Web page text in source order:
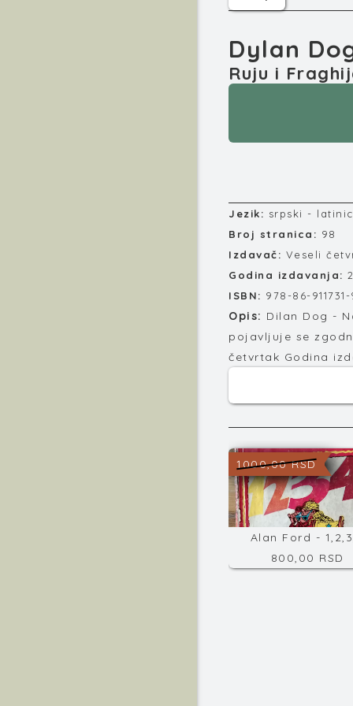
Dylan
Ruju i
Jezik: srpski -
Broj stranica: 98
Izdavač: Veseli
Godina izdavanja:
ISBN: 978-86-
Opis: Dilan Dog -
pojavljuje se
četvrtak Godina
1000,00 RSD
Alan Ford -
800,00 RSD